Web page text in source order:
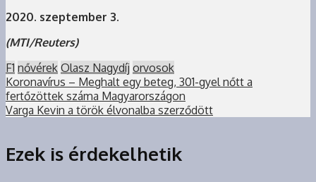
2020. szeptember 3.
(MTI/Reuters)
F1 nővérek Olasz Nagydíj orvosok
Koronavírus – Meghalt egy beteg, 301-gyel nőtt a
fertőzöttek száma Magyarországon
Varga Kevin a török élvonalba szerződött
Ezek is érdekelhetik